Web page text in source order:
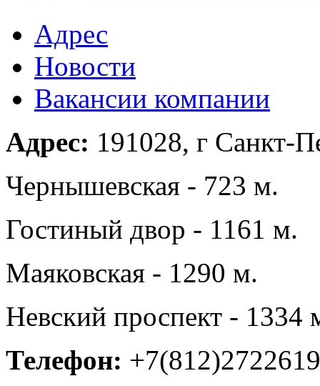
Адрес
Новости
Вакансии компании
Адрес: 191028, г Санкт-
Чернышевская - 723 м.
Гостиный двор - 1161 м.
Маяковская - 1290 м.
Невский проспект - 1334
Телефон: +7(812)2722619